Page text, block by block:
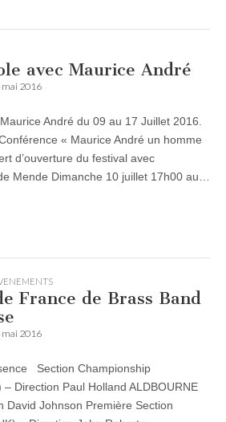
avec Maurice André
mai 2016
André du 09 au 17 Juillet 2016.
« Maurice André un homme
d’ouverture du festival avec
Mende Dimanche 10 juillet 17h00 au…
France de Brass Band
mai 2016
Section Championship
– Direction Paul Holland ALDBOURNE
David Johnson Première Section